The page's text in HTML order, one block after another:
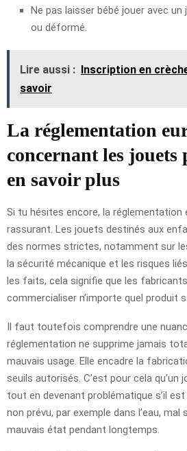
Ne pas laisser bébé jouer avec
ou déformé.
Lire aussi : Inscription en
savoir
La réglementation
concernant les jouets
en savoir plus
Si tu hésites encore, la réglementation
rassurant. Les jouets destinés aux
des normes strictes, notamment sur
la sécurité mécanique et les risques
les faits, cela signifie que les
commercialiser n’importe quel produit
Il faut toutefois comprendre une
réglementation ne supprime jamais
mauvais usage. Elle encadre la
seuils autorisés. C’est pour cela
tout en devenant problématique s’il
non prévu, par exemple dans l’eau, mal
mauvais état pendant longtemps.